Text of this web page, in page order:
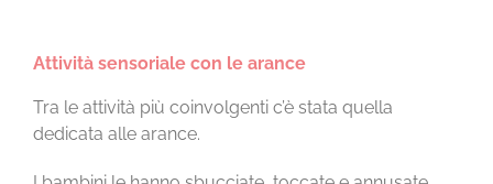
Attività sensoriale con le arance
Tra le attività più coinvolgenti c’è stata quella
dedicata alle arance.